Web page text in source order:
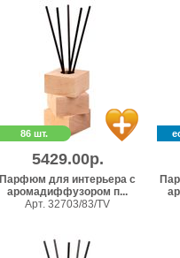
86 шт.
5429.00р.
Парфюм для интерьера с
аромадиффузором п...
Арт. 32703/83/TV